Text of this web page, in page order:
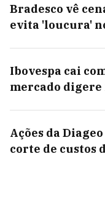
Bradesco vê
evita 'loucura'
Ibovespa cai
mercado digere
Ações da
corte de custos